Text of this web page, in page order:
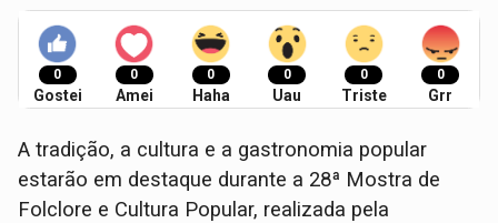
0
Gostei
0
Amei
0
Haha
0
Uau
0
Triste
0
Grr
A tradição, a cultura e a gastronomia popular
estarão em destaque durante a 28ª Mostra de
Folclore e Cultura Popular, realizada pela